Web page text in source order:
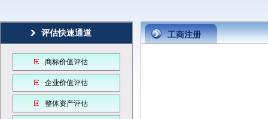
评估快速通道
商标价值评估
企业价值评估
整体资产评估
工商注册